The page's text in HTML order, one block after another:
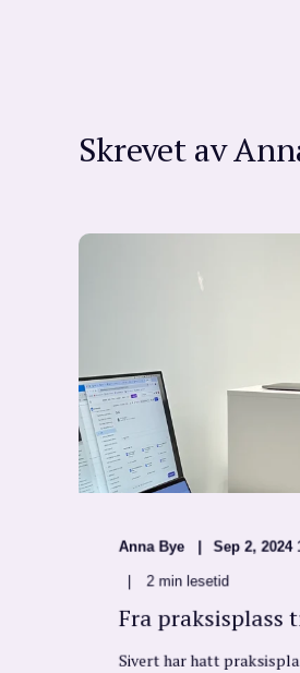
Skrevet av
Anna Bye Sep 2, 2024
2 min lesetid
Fra praksisplass
Sivert har hatt